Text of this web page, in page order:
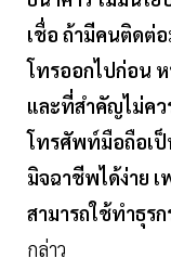
เชื่อ ถ้ามีคนติดต่
โทรออกไปก่อน ห
และที่สำคัญไม่คว
โทรศัพท์มือถือเ
มิจฉาชีพได้ง่าย
สามารถใช้ทำธุรก
กล่าว